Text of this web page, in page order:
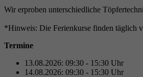
Wir erproben unterschiedliche
*Hinweis: Die Ferienkurse finden täglich
Termine
13.08.2026: 09:30 - 15:30 Uhr
14.08.2026: 09:30 - 15:30 Uhr